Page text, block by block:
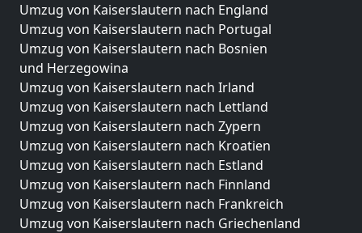
Umzug von Kaiserslautern nach England
Umzug von Kaiserslautern nach Portugal
Umzug von Kaiserslautern nach Bosnien
und Herzegowina
Umzug von Kaiserslautern nach Irland
Umzug von Kaiserslautern nach Lettland
Umzug von Kaiserslautern nach Zypern
Umzug von Kaiserslautern nach Kroatien
Umzug von Kaiserslautern nach Estland
Umzug von Kaiserslautern nach Finnland
Umzug von Kaiserslautern nach Frankreich
Umzug von Kaiserslautern nach Griechenland